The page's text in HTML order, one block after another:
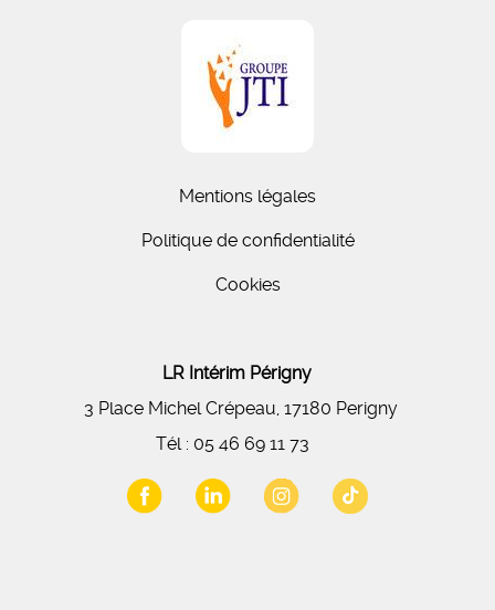
Mentions légales
Politique de confidentialité
Cookies
LR Intérim Périgny
3 Place Michel Crépeau, 17180 Perigny
Tél : 05 46 69 11 73